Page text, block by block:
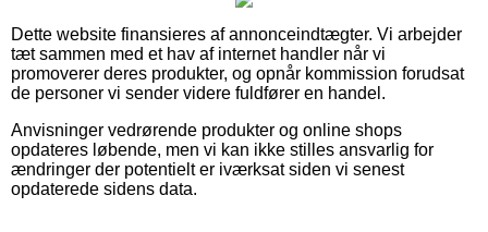
Dette website finansieres af annonceindtægter. Vi arbejder
tæt sammen med et hav af internet handler når vi
promoverer deres produkter, og opnår kommission forudsat
de personer vi sender videre fuldfører en handel.
Anvisninger vedrørende produkter og online shops
opdateres løbende, men vi kan ikke stilles ansvarlig for
ændringer der potentielt er iværksat siden vi senest
opdaterede sidens data.